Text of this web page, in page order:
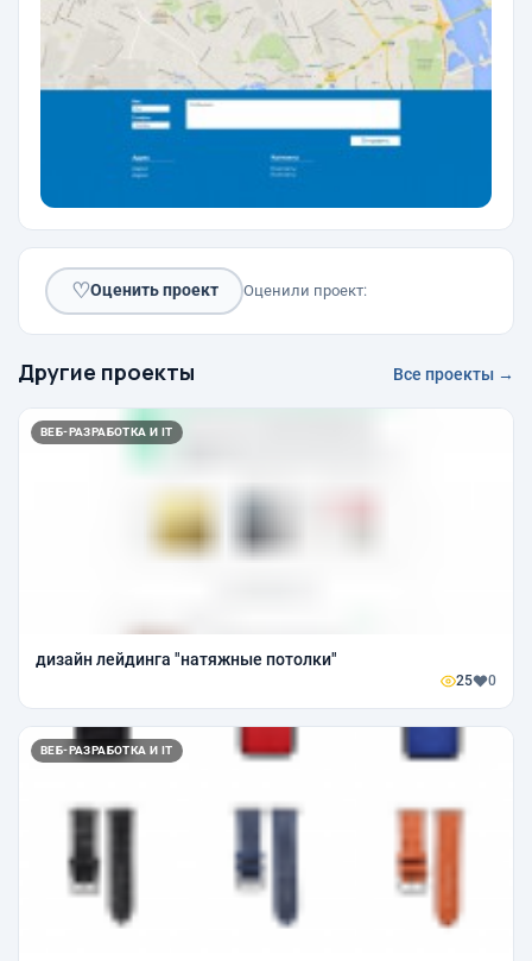
♡Оценить проект Оценили проект:
Другие проекты Все проекты →
ВЕБ-РАЗРАБОТКА И IT
дизайн лейдинга "натяжные потолки"
25 0
ВЕБ-РАЗРАБОТКА И IT